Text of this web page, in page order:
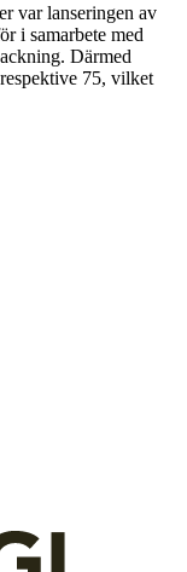
var lanseringen av
i samarbete med
Därmed
75, vilket